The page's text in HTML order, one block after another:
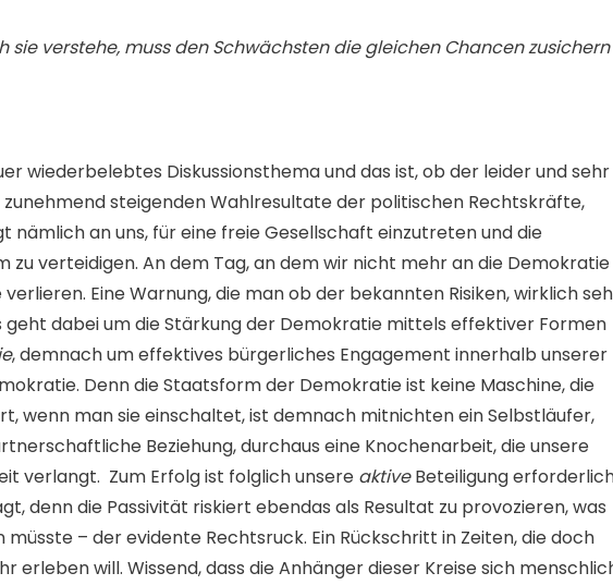
sie verstehe, muss den Schwächsten die gleichen Chancen zusichern
wiederbelebtes Diskussionsthema und das ist, ob der leider und sehr
steigenden Wahlresultate der politischen Rechtskräfte,
nämlich an uns, für eine freie Gesellschaft einzutreten und die
zu verteidigen. An dem Tag, an dem wir nicht mehr an die Demokratie
Eine Warnung, die man ob der bekannten Risiken, wirklich
geht dabei um die Stärkung der Demokratie mittels effektiver Formen
, demnach um effektives bürgerliches Engagement innerhalb unserer
Denn die Staatsform der Demokratie ist keine Maschine, die
wenn man sie einschaltet, ist demnach mitnichten ein Selbstläufer,
Beziehung, durchaus eine Knochenarbeit, die unsere
verlangt. Zum Erfolg ist folglich unsere aktiveBeteiligung
denn die Passivität riskiert ebendas als Resultat zu provozieren, was
– der evidente Rechtsruck. Ein Rückschritt in Zeiten, die doch
erleben will. Wissend, dass die Anhänger dieser Kreise sich